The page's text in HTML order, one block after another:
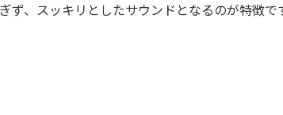
ず、スッキリとしたサウンドとなるのが特徴で